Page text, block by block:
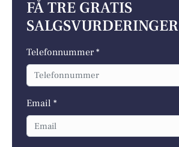
FÅ TRE GRATIS
SALGSVURDERINGER
Telefonnummer *
Email *